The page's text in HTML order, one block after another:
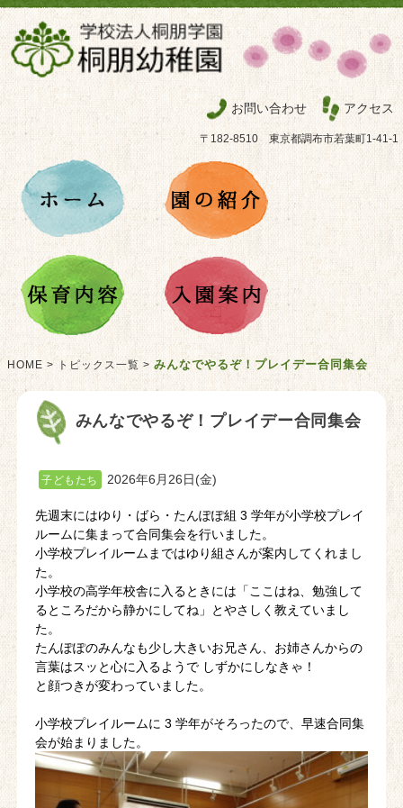
お問い合わせ アクセス
〒182-8510 東京都調布市若葉町1-41-1
HOME > トピックス一覧 > みんなでやるぞ！プレイデー合同集会
みんなでやるぞ！プレイデー合同集会
子どもたち 2026年6月26日(金)
先週末にはゆり・ばら・たんぽぽ組 3 学年が小学校プレイ
ルームに集まって合同集会を行いました。
小学校プレイルームまではゆり組さんが案内してくれまし
た。
小学校の高学年校舎に入るときには「ここはね、勉強して
るところだから静かにしてね」とやさしく教えていまし
た。
たんぽぽのみんなも少し大きいお兄さん、お姉さんからの
言葉はスッと心に入るようで しずかにしなきゃ！
と顔つきが変わっていました。
小学校プレイルームに 3 学年がそろったので、早速合同集
会が始まりました。